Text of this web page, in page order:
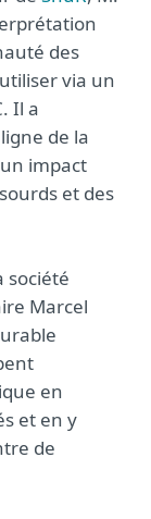
des
via un
Il a
de la
impact
et des
société
Marcel
en
et en y
de